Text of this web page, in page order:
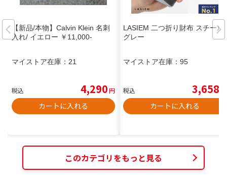
【新品/本物】Calvin Klein 名刺
入れ/ イエロー ￥11,000-
マイストア在庫： 21
税込 4,290円
カートに入れる
LASIEM 二つ折り財布 スチール
グレー
マイストア在庫： 95
税込 3,658
カートに入れる
このカテゴリをもっと見る